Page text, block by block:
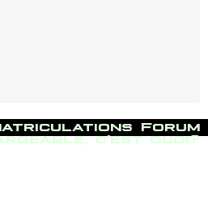
Forum
c'est quoi?